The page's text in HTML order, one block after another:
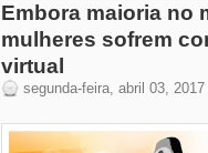
Embora maioria no
mulheres sofrem
virtual
segunda-feira, abril 03, 2017